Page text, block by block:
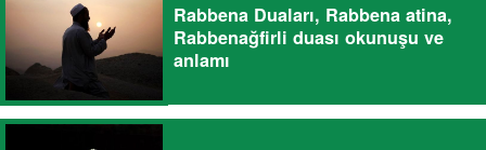
Rabbena Duaları, Rabbena atina,
Rabbenağfirli duası okunuşu ve
anlamı